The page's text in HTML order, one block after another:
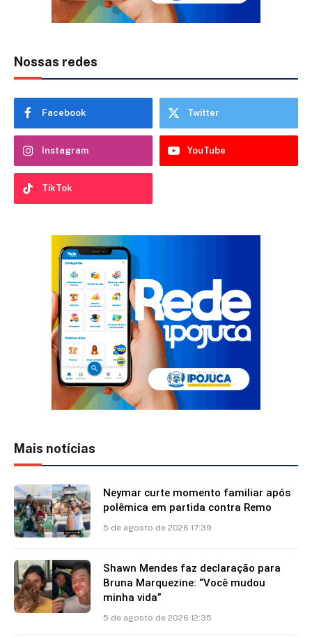
Nossas redes
Facebook Twitter
Instagram YouTube
TikTok
Mais notícias
Neymar curte momento familiar após
polêmica em partida contra Remo
5 de agosto de 2026 17:39
Shawn Mendes faz declaração para
Bruna Marquezine: “Você mudou
minha vida”
5 de agosto de 2026 12:35